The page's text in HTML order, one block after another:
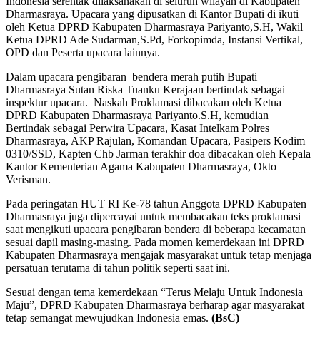
Dharmasraya. Upacara yang dipusatkan di Kantor Bupati di ikuti
oleh Ketua DPRD Kabupaten Dharmasraya Pariyanto,S.H, Wakil
Ketua DPRD Ade Sudarman,S.Pd, Forkopimda, Instansi Vertikal,
OPD dan Peserta upacara lainnya.
Dalam upacara pengibaran bendera merah putih Bupati
Dharmasraya Sutan Riska Tuanku Kerajaan bertindak sebagai
inspektur upacara. Naskah Proklamasi dibacakan oleh Ketua
DPRD Kabupaten Dharmasraya Pariyanto.S.H, kemudian
Bertindak sebagai Perwira Upacara, Kasat Intelkam Polres
Dharmasraya, AKP Rajulan, Komandan Upacara, Pasipers Kodim
0310/SSD, Kapten Chb Jarman terakhir doa dibacakan oleh Kepala
Kantor Kementerian Agama Kabupaten Dharmasraya, Okto
Verisman.
Pada peringatan HUT RI Ke-78 tahun Anggota DPRD Kabupaten
Dharmasraya juga dipercayai untuk membacakan teks proklamasi
saat mengikuti upacara pengibaran bendera di beberapa kecamatan
sesuai dapil masing-masing. Pada momen kemerdekaan ini DPRD
Kabupaten Dharmasraya mengajak masyarakat untuk tetap menjaga
persatuan terutama di tahun politik seperti saat ini.
Sesuai dengan tema kemerdekaan “Terus Melaju Untuk Indonesia
Maju”, DPRD Kabupaten Dharmasraya berharap agar masyarakat
tetap semangat mewujudkan Indonesia emas. (BsC)